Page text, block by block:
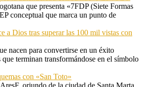
que presenta «7FDP (Siete Formas
conceptual que marca un punto de
a Dios tras superar las 100 mil vistas con
nacen para convertirse en un éxito
terminan transformándose en el símbolo
con «San Toto»
oriundo de la ciudad de Santa Marta,